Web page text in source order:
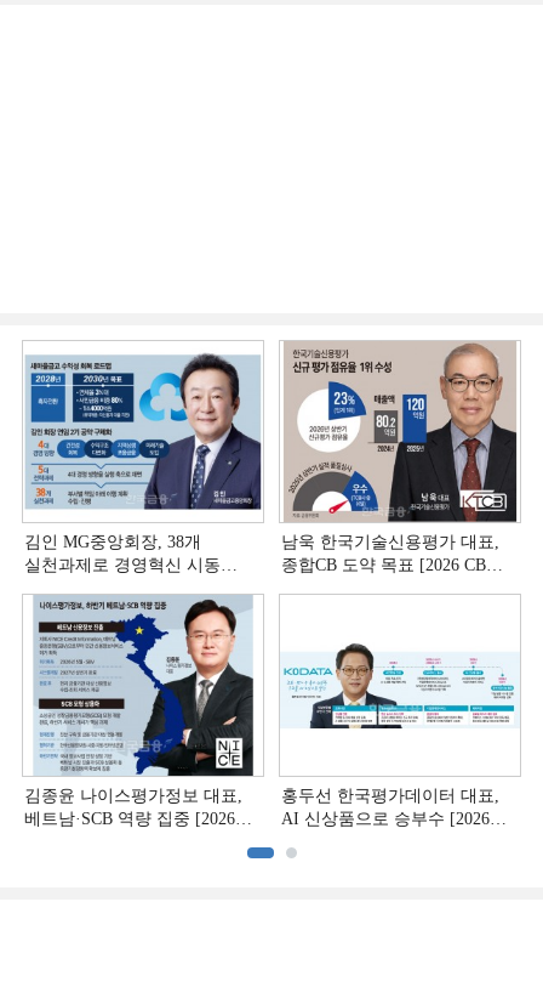
김인 MG중앙회장, 38개
실천과제로 경영혁신 시동
남욱 한국기술신용평가 대표,
종합CB 도약 목표 [2026 CB사
김종윤 나이스평가정보 대표,
베트남·SCB 역량 집중 [2026
홍두선 한국평가데이터 대표,
AI 신상품으로 승부수 [2026